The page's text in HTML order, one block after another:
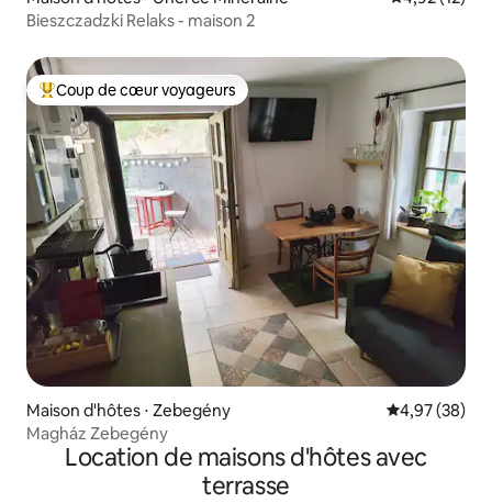
Bieszczadzki Relaks - maison 2
Coups de cœur voyageurs les plus appréciés
Coup de cœur voyageurs
Maison d'hôtes ⋅ Zebegény Évaluation
4,97 (38)
Magház Zebegény
Location de maisons d'hôtes avec
terrasse